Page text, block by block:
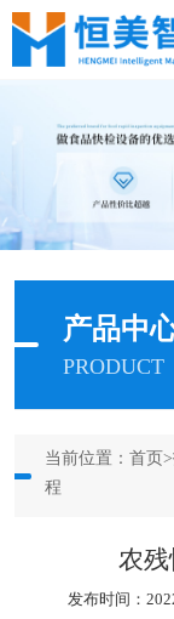
产品中
PRODUCT
当前位置： 首页 >
程
农
发布时间：